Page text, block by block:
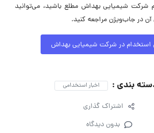
شیمیایی بهداش مطلع باشید، می‌توانید
در جاب‌ویژن مراجعه کنید.
در شرکت شیمیایی بهداش
بندی : اخبار استخدامی
اشتراک گذاری
بدون دیدگاه